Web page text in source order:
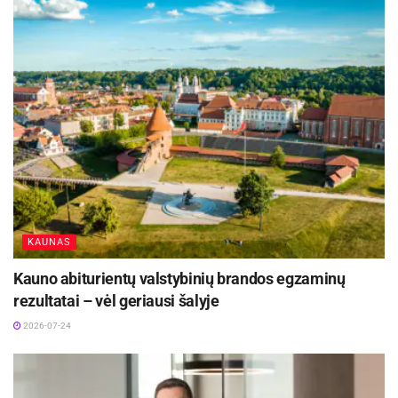
ekspertų kaip Marius Pareščius kritika šiam
projektui. Vis dėlto vienur VRK nusprendė
paišlaidauti, o kitur sutaupyti. Ir sutaupyti ne bet
kaip, o per rinkimų komisijų narių kišenes.
Labiausiai tai pajuto Antakalnio ir Medininkų
vienmandačių apygardų komisijų nariai, kurie
dalyvavo tik pirmajame rinkimų ture.
Mokėtas mažesnis nei minimalus darbo
užmokestis
Aktualios naujienos
DHL perka „Venipak“ grupę: stiprins pozicijas
Europos Sąjungos sankcijos „Mere“ tinklo
KAUNAS
Kauno abiturientų valstybinių brandos egzaminų
rezultatai – vėl geriausi šalyje
2026-07-24